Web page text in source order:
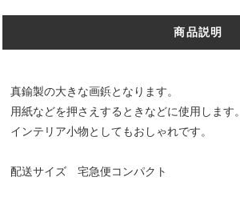
商品説明
真鍮製の大きな画鋲となります。
用紙などを押さえするときなどに使用します。
インテリア小物としてもおしゃれです。
配送サイズ 宅急便コンパクト